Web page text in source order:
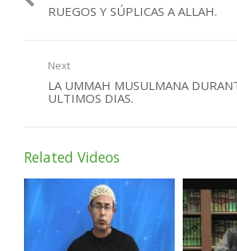
RUEGOS Y SÚPLICAS A ALLAH.
Next
LA UMMAH MUSULMANA
ULTIMOS DIAS.
Related Videos